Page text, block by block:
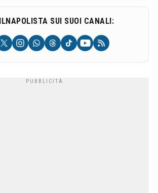
SUI SUOI CANALI: